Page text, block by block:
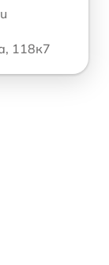
118к7